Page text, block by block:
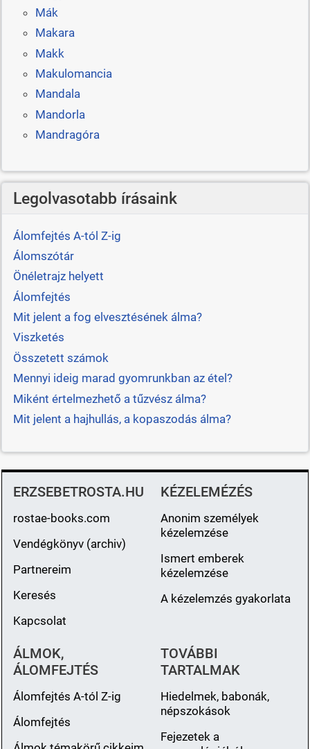
Mák
Makara
Makk
Makulomancia
Mandala
Mandorla
Mandragóra
Legolvasotabb írásaink
Álomfejtés A-tól Z-ig
Álomszótár
Önéletrajz helyett
Álomfejtés
Mit jelent a fog elvesztésének álma?
Viszketés
Összetett számok
Mennyi ideig marad gyomrunkban az étel?
Miként értelmezhető a tűzvész álma?
Mit jelent a hajhullás, a kopaszodás álma?
ERZSEBETROSTA.HU
rostae-books.com
Vendégkönyv (archiv)
Partnereim
Keresés
Kapcsolat
KÉZELEMÉZÉS
Anonim személyek
kézelemzése
Ismert emberek
kézelemzése
A kézelemzés gyakorlata
ÁLMOK,
ÁLOMFEJTÉS
Álomfejtés A-tól Z-ig
Álomfejtés
TOVÁBBI
TARTALMAK
Hiedelmek, babonák,
népszokások
Fejezetek a